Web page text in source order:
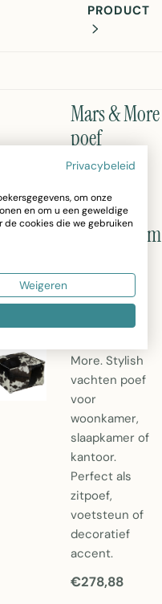
PRODUCT
Mars & More
poef
koehuid
bruin/wit
50x50x30cm
bruin/wit
50x50x30cm
More. Stylish
vachten poef
voor
woonkamer,
slaapkamer of
kantoor.
Perfect als
zitpoef,
voetsteun of
decoratief
accent.
€278,88
Privacybeleid
om onze
en om u een geweldige
cookies die we gebruiken
Weigeren